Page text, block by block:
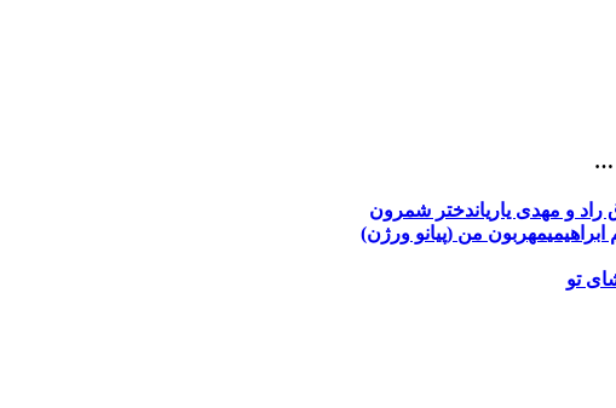
…
راد و مهدی یاریاندختر شمرون
ابراهیمیمهربون من (پیانو ورژن)
تو